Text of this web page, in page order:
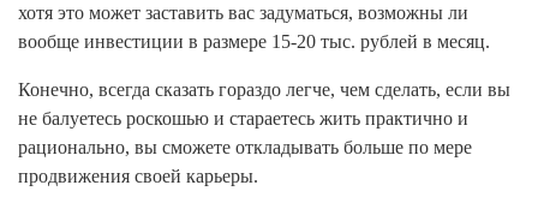
хотя это может заставить вас задуматься, возможны ли
вообще инвестиции в размере 15-20 тыс. рублей в месяц.
Конечно, всегда сказать гораздо легче, чем сделать, если вы
не балуетесь роскошью и стараетесь жить практично и
рационально, вы сможете откладывать больше по мере
продвижения своей карьеры.